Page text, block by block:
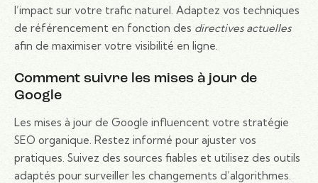
l’impact sur votre trafic naturel. Adaptez vos techniques
de référencement en fonction des directives actuelles
afin de maximiser votre visibilité en ligne.
Comment suivre les mises à jour de
Google
Les mises à jour de Google influencent votre stratégie
SEO organique. Restez informé pour ajuster vos
pratiques. Suivez des sources fiables et utilisez des outils
adaptés pour surveiller les changements d’algorithmes.